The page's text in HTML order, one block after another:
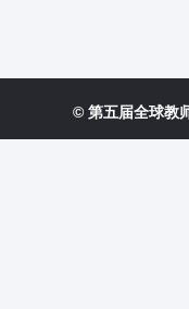
© 第五届全球教